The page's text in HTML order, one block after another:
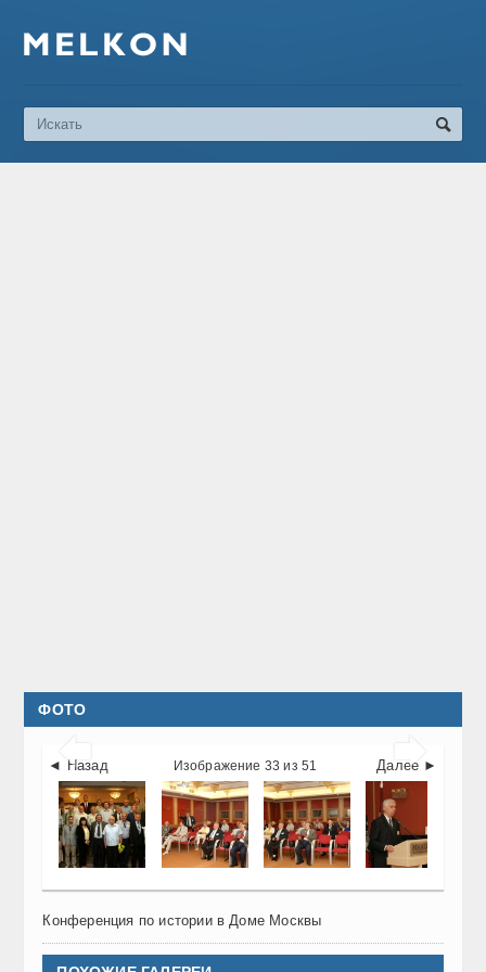
ФОТО
 
◄ Назад Далее ►
Изображение 33 из 51
Конференция по истории в Доме Москвы